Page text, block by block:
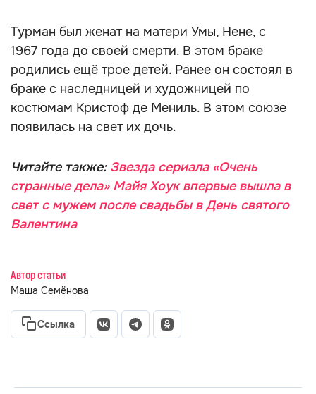
Турман был женат на матери Умы, Нене, с
1967 года до своей смерти. В этом браке
родились ещё трое детей. Ранее он состоял в
браке с наследницей и художницей по
костюмам Кристоф де Мениль. В этом союзе
появилась на свет их дочь.
Читайте также: Звезда сериала «Очень
странные дела» Майя Хоук впервые вышла в
свет с мужем после свадьбы в День святого
Валентина
Автор статьи
Маша Семёнова
Ссылка